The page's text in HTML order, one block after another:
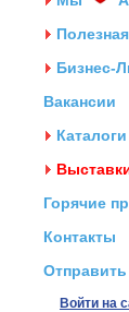
Бизнес-
Вакансии
Каталоги
Горячие
Контакты
Войти на